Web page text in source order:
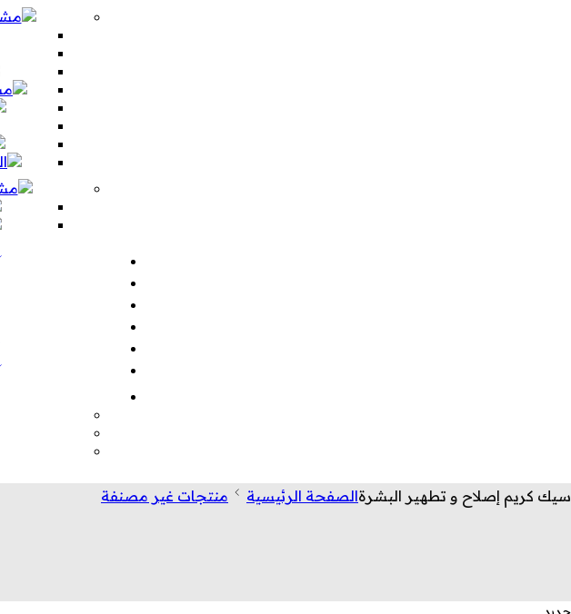
سيك كريم إصلاح و تطهير البشرةالصفحة الرئيسية منتجات غير مصنفة